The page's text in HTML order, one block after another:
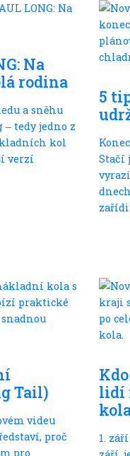
Na
rodina
a sněhu
‒ tedy jedno z
kol
verzí
5
Stačí
Tail)
videu
proč
pro
lidí
1.